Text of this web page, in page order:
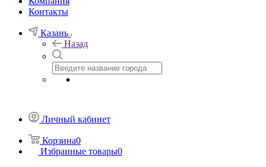
Контакты
Казань
Назад
Личный кабинет
Корзина0
Избранные товары0